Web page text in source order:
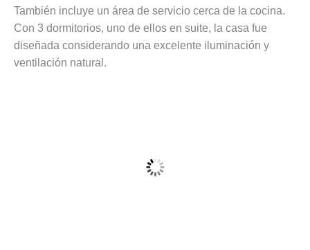
También incluye un área de servicio cerca de la cocina.
Con 3 dormitorios, uno de ellos en suite, la casa fue
diseñada considerando una excelente iluminación y
ventilación natural.